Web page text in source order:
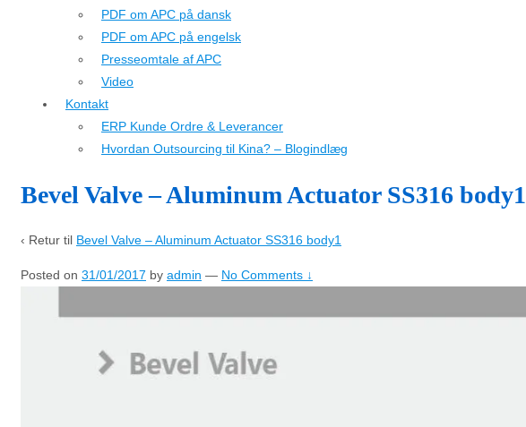
PDF om APC på dansk
PDF om APC på engelsk
Presseomtale af APC
Video
Kontakt
ERP Kunde Ordre & Leverancer
Hvordan Outsourcing til Kina? – Blogindlæg
Bevel Valve – Aluminum Actuator SS316 body1
‹ Retur til Bevel Valve – Aluminum Actuator SS316 body1
Posted on 31/01/2017 by admin — No Comments ↓